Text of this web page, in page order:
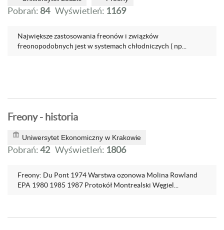
Pobrań: 84 Wyświetleń: 1169
Największe zastosowania freonów i związków
freonopodobnych jest w systemach chłodniczych ( np...
Freony - historia
Uniwersytet Ekonomiczny w Krakowie
Pobrań:42 Wyświetleń: 1806
Freony: Du Pont 1974 Warstwa ozonowa Molina Rowland
EPA 1980 1985 1987 Protokół Montrealski Węgiel...